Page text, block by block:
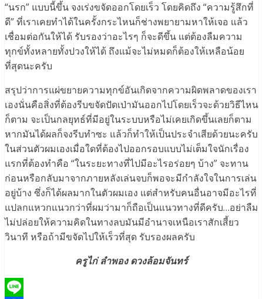
“นรก” แบบนี้ขึ้น จงเร่งขจัดออกโดยเร็ว โดยคิดถึง “ความรู้สึกที่
ดี” ที่เราเคยทำได้ในครั้งกระไหนก็ช่างพยายามหาให้เจอ แล้ว
เชื่อมต่อกันให้ได้ รับรองว่าอะไรๆ ก็จะดีขึ้น แต่ต้องลืมความ
ทุกข์ทั้งหลายทั้งปวงให้ได้ ถึงแม้จะไม่หมดก็ต้องให้เหลือน้อย
ที่สุดนะครับ
สรุปว่าการแผ่ขยายความทุกข์อันเกิดจากความผิดพลาดของเรา
เองนั่นคือสิ่งที่ต้องรีบขจัดปัดเป่ามันออกไปโดยเร็วจะด้วยวิธีไหน
ก็ตาม จะเป็นกลยุทธ์ที่มีอยู่ในระบบหรือไม่เคยเกิดขึ้นเลยก็ตาม
หากมันได้ผลก็จงรีบทำซะ แล้วก็ทำให้เป็นประจำเสียด้วยนะครับ
ในส่วนตัวผมเองเมื่อใดที่ต้องไปออกรอบแบบไม่เต็มใจนักเรื่อง
แรกที่ต้องทำคือ “ในระยะทางที่ไปมีอะไรอร่อยๆ บ้าง” จะทาน
ก่อนหรือกลับมาจากภายหลังเล่นจบก็พอจะมีกำลังใจในการเล่น
อยู่บ้าง ซึ่งก็ได้ผลมากในตัวผมเอง แต่สำหรับคนอื่นอาจมีอะไรที่
แปลกแหวกแนวกว่าที่ผมว่ามาก็ถือเป็นแนวทางที่ดีครับ…อย่าลืม
ไม่ปล่อยให้ความคิดในทางลบมันมีอำนาจเหนือเราสักเสี้ยว
วินาที หรือถ้ามีขจัดไปให้เร็วที่สุด รับรองผลครับ
ครูไก่ ลำพอง ดวงล้อมจันทร์